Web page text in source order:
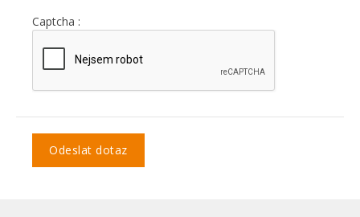
Captcha :
Odeslat dotaz